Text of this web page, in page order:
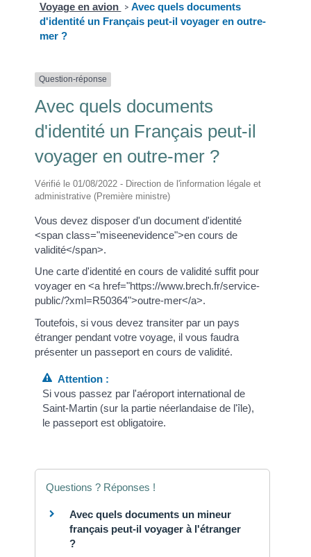
Voyage en avion > Avec quels documents
d'identité un Français peut-il voyager en outre-
mer ?
Question-réponse
Avec quels documents
d'identité un Français peut-il
voyager en outre-mer ?
Vérifié le 01/08/2022 - Direction de l'information légale et
administrative (Première ministre)
Vous devez disposer d'un document d'identité
<span class="miseenevidence">en cours de
validité</span>.
Une carte d'identité en cours de validité suffit pour
voyager en <a href="https://www.brech.fr/service-
public/?xml=R50364">outre-mer</a>.
Toutefois, si vous devez transiter par un pays
étranger pendant votre voyage, il vous faudra
présenter un passeport en cours de validité.
Attention :
Si vous passez par l'aéroport international de
Saint-Martin (sur la partie néerlandaise de l'île),
le passeport est obligatoire.
Questions ? Réponses !
Avec quels documents un mineur
français peut-il voyager à l'étranger
?